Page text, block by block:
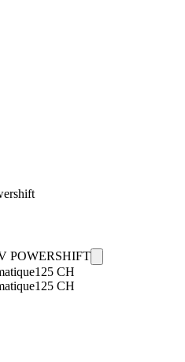
POWERSHIFT
125 CH
125 CH